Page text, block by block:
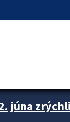
júna zrýchli